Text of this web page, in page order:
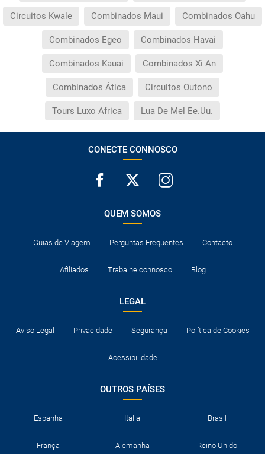
Circuitos Kwale Combinados Maui Combinados Oahu
Combinados Egeo Combinados Havai
Combinados Kauai Combinados Xi An
Combinados Ática Circuitos Outono
Tours Luxo Africa Lua De Mel Ee.Uu.
CONECTE CONNOSCO
QUEM SOMOS
Guias de Viagem Perguntas Frequentes Contacto
Afiliados Trabalhe connosco Blog
LEGAL
Aviso Legal Privacidade Segurança Política de Cookies
Acessibilidade
OUTROS PAÍSES
Espanha Italia Brasil
França Alemanha Reino Unido